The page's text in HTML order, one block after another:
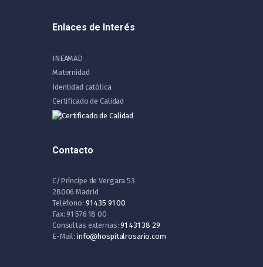
Enlaces de Interés
INEAMAD
Maternidad
Identidad católica
Certificado de Calidad
Contacto
C/Príncipe de Vergara 53
28006 Madrid
Teléfono: 91 435 91 00
Fax: 91 576 18 00
Consultas externas:91 431 38 29
E-Mail: info@hospitalrosario.com